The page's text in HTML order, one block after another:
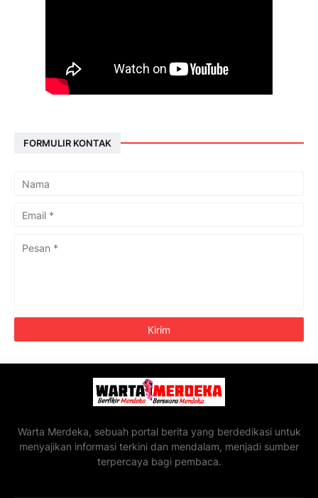
FORMULIR KONTAK
Warta Merdeka, sebuah portal berita yang berdedikasi untuk
menyajikan informasi terkini dan mendalam, menjadi sumber
terpercaya bagi pembaca.